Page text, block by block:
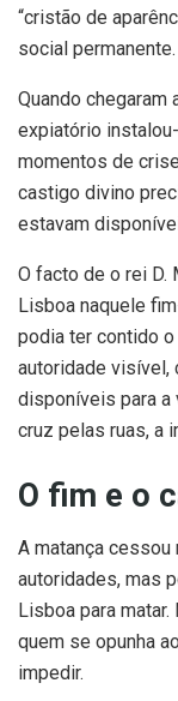
“cristão de
social permanente.
Quando chegaram
expiatório
momentos de
castigo divino
estavam
O facto de o rei D.
Lisboa naquele
podia ter contido
autoridade visível,
disponíveis para a
cruz pelas ruas, a
O fim e o
A matança
autoridades, mas
Lisboa para
quem se opunha
impedir.